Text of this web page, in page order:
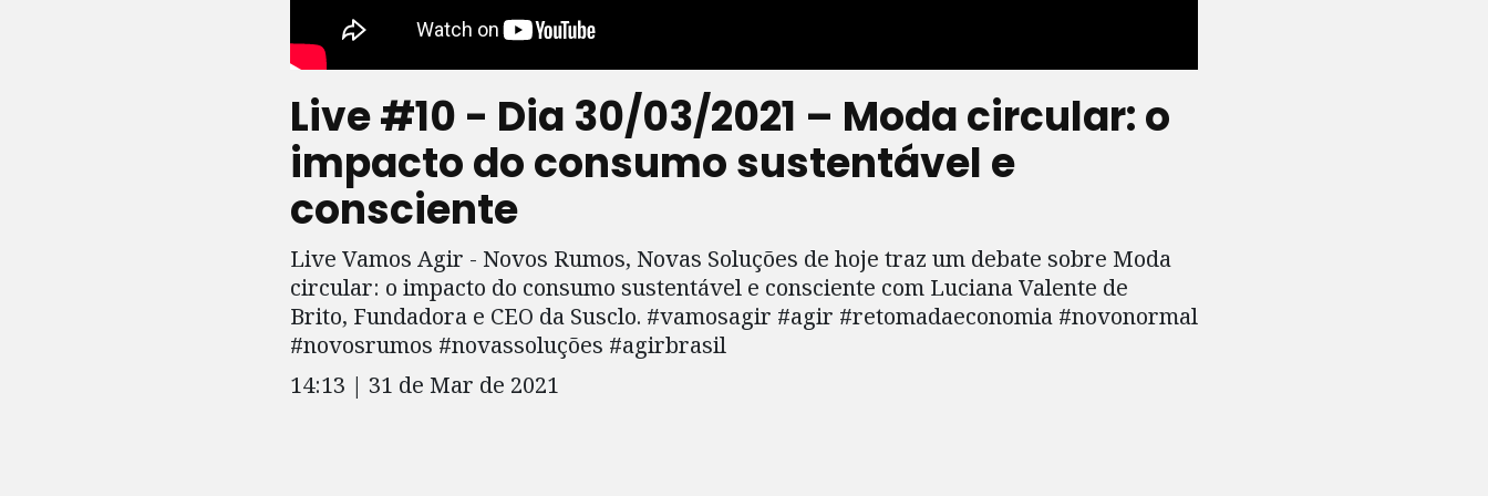
Live #10 - Dia 30/03/2021 – Moda circular: o
impacto do consumo sustentável e
consciente
Live Vamos Agir - Novos Rumos, Novas Soluções de hoje traz um debate sobre Moda
circular: o impacto do consumo sustentável e consciente com Luciana Valente de
Brito, Fundadora e CEO da Susclo. #vamosagir #agir #retomadaeconomia #novonormal
#novosrumos #novassoluções #agirbrasil
14:13 | 31 de Mar de 2021